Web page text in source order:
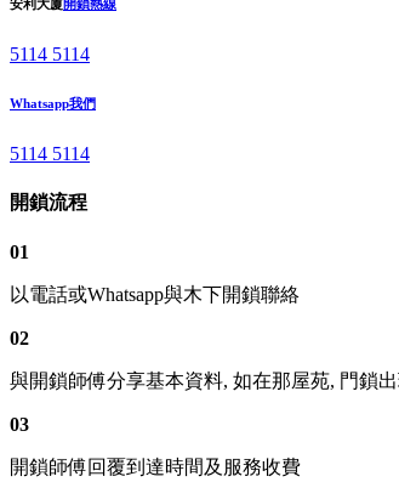
安利大廈開鎖熱線
5114 5114
Whatsapp我們
5114 5114
開鎖流程
01
以電話或Whatsapp與木下開鎖聯絡
02
與開鎖師傅分享基本資料, 如在那屋苑, 門鎖
03
開鎖師傅回覆到達時間及服務收費